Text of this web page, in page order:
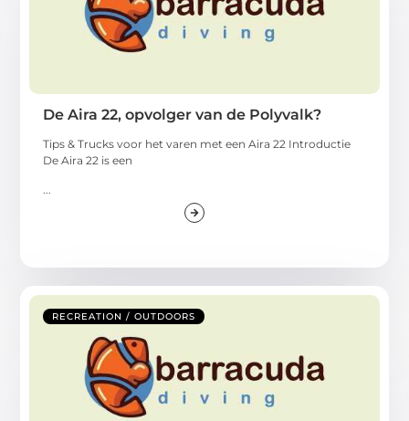
De Aira 22, opvolger van de Polyvalk?
Tips & Trucks voor het varen met een Aira 22 Introductie
De Aira 22 is een
...
RECREATION / OUTDOORS